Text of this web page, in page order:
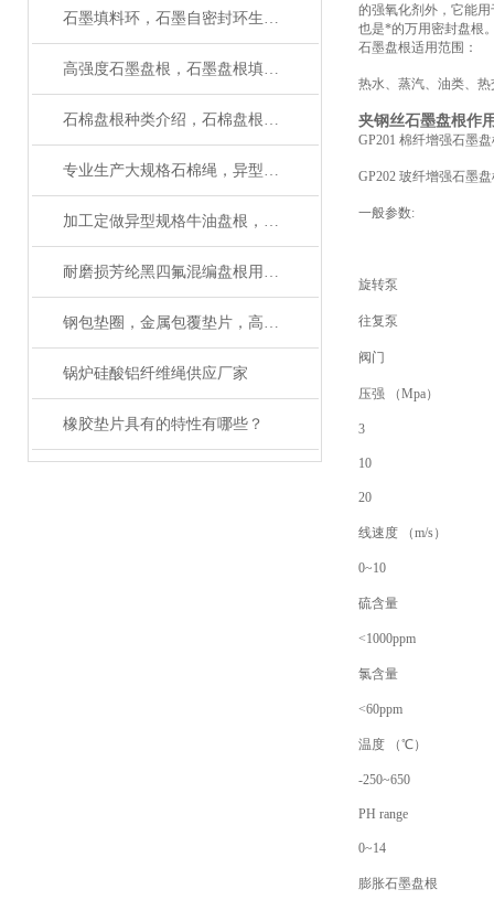
石墨填料环，石墨自密封环生产厂家有大量磨具
高强度石墨盘根，石墨盘根填料环供应商
石棉盘根种类介绍，石棉盘根性能作用
专业生产大规格石棉绳，异型规格石棉绳厂家
加工定做异型规格牛油盘根，亚麻盘根生产厂家
耐磨损芳纶黑四氟混编盘根用途与作用
钢包垫圈，金属包覆垫片，高强垫片应用性能
锅炉硅酸铝纤维绳供应厂家
橡胶垫片具有的特性有哪些？
的强氧化剂外，它能
也是*的万用密封盘根
石墨盘根适用范围：
热水、蒸汽、油类、
夹钢丝石墨盘根作
GP201 棉纤增强石墨
GP202 玻纤增强石墨
一般参数:
旋转泵
往复泵
阀门
压强 （Mpa）
3
10
20
线速度 （m/s）
0~10
硫含量
<1000ppm
氯含量
<60ppm
温度 （℃）
-250~650
PH range
0~14
膨胀石墨盘根